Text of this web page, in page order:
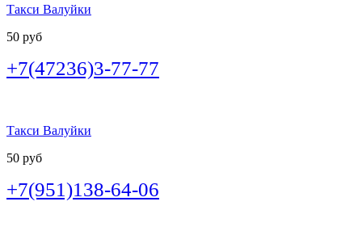
Такси Валуйки
50 руб
+7(47236)3-77-77
Такси Валуйки
50 руб
+7(951)138-64-06